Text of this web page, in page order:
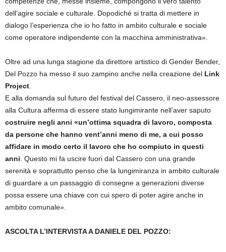
dell’agire sociale e culturale. Dopodiché si tratta di mettere in
dialogo l’esperienza che io ho fatto in ambito culturale e sociale
come operatore indipendente con la macchina amministrativa».
Oltre ad una lunga stagione da direttore artistico di Gender Bender,
Del Pozzo ha messo il suo zampino anche nella creazione del Link
Project.
E alla domanda sul futuro del festival del Cassero, il neo-assessore
alla Cultura afferma di essere stato lungimirante nell’aver saputo
costruire negli anni «un’ottima squadra di lavoro, composta
da persone che hanno vent’anni meno di me, a cui posso
affidare in modo certo il lavoro che ho compiuto in questi
anni. Questo mi fa uscire fuori dal Cassero con una grande
serenità e soprattutto penso che la lungimiranza in ambito culturale
di guardare a un passaggio di consegne a generazioni diverse
possa essere una chiave con cui spero di poter agire anche in
ambito comunale».
ASCOLTA L’INTERVISTA A DANIELE DEL POZZO: